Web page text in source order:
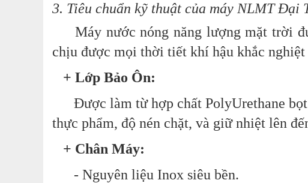
3. Tiêu chuẩn kỹ thuật của máy NLMT Đại
Máy nước nóng năng lượng mặt trời
chịu được mọi thời tiết khí hậu khắc nghiệt
+ Lớp Bảo Ôn:
Được làm từ hợp chất PolyUrethane bọt
thực phẩm, độ nén chặt, và giữ nhiệt lên
+ Chân Máy:
- Nguyên liệu Inox siêu bền.